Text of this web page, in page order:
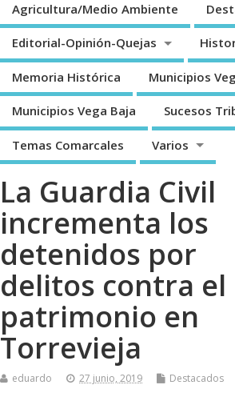
Agricultura/Medio Ambiente
Editorial-Opinión-Quejas
Memoria Histórica Municipios
Municipios Vega Baja Sucesos
Temas Comarcales Varios
La Guardia Civil
incrementa los
detenidos por
delitos contra el
patrimonio en
Torrevieja
eduardo 27 junio, 2019 Destacados